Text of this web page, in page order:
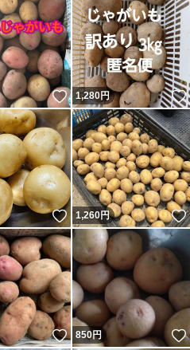
いいね！
1,280円
いいね！
1,260円
いいね！
850円